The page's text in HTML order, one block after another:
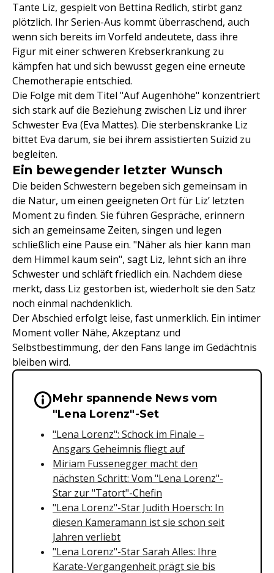
Tante Liz, gespielt von Bettina Redlich, stirbt ganz
plötzlich. Ihr Serien-Aus kommt überraschend, auch
wenn sich bereits im Vorfeld andeutete, dass ihre
Figur mit einer schweren Krebserkrankung zu
kämpfen hat und sich bewusst gegen eine erneute
Chemotherapie entschied.
Die Folge mit dem Titel "Auf Augenhöhe" konzentriert
sich stark auf die Beziehung zwischen Liz und ihrer
Schwester Eva (Eva Mattes). Die sterbenskranke Liz
bittet Eva darum, sie bei ihrem assistierten Suizid zu
begleiten.
Ein bewegender letzter Wunsch
Die beiden Schwestern begeben sich gemeinsam in
die Natur, um einen geeigneten Ort für Liz’ letzten
Moment zu finden. Sie führen Gespräche, erinnern
sich an gemeinsame Zeiten, singen und legen
schließlich eine Pause ein. "Näher als hier kann man
dem Himmel kaum sein", sagt Liz, lehnt sich an ihre
Schwester und schläft friedlich ein. Nachdem diese
merkt, dass Liz gestorben ist, wiederholt sie den Satz
noch einmal nachdenklich.
Der Abschied erfolgt leise, fast unmerklich. Ein intimer
Moment voller Nähe, Akzeptanz und
Selbstbestimmung, der den Fans lange im Gedächtnis
bleiben wird.
Wichtige Hinweise &
Mehr spannende News vom
"Lena Lorenz"-Set
"Lena Lorenz": Schock im Finale –
Ansgars Geheimnis fliegt auf
Miriam Fussenegger macht den
nächsten Schritt: Vom "Lena Lorenz"-
Star zur "Tatort"-Chefin
"Lena Lorenz"-Star Judith Hoersch: In
diesen Kameramann ist sie schon seit
Jahren verliebt
"Lena Lorenz"-Star Sarah Alles: Ihre
Karate-Vergangenheit prägt sie bis